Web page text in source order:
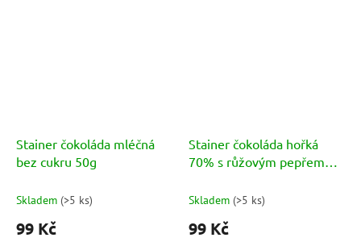
Stainer čokoláda mléčná
bez cukru 50g
Skladem (>5 ks)
99 Kč
Stainer čokoláda hořká
70% s růžovým pepřem
Skladem (>5 ks)
99 Kč